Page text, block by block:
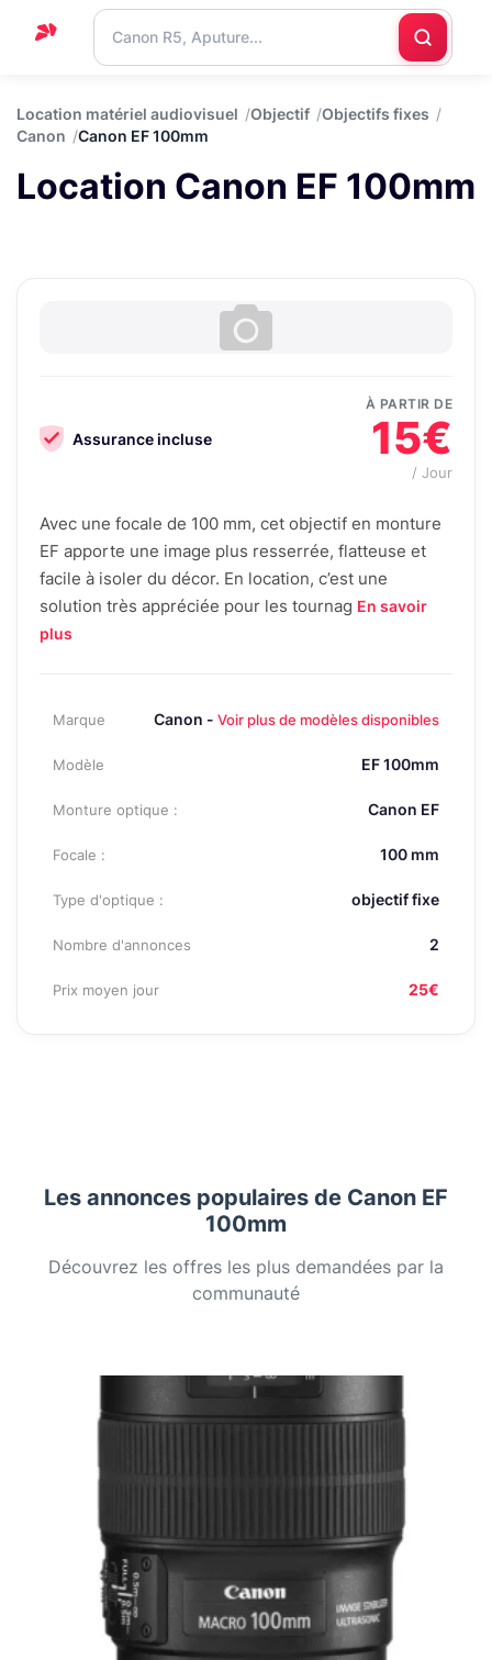
Support
Blog
Location matériel audiovisuel Objectif
Objectifs fixes
Canon
Canon EF 100mm
Location Canon EF 100mm
Assurance incluse
À PARTIR DE
15€
/ Jour
Avec une focale de 100 mm, cet objectif en monture
EF apporte une image plus resserrée, flatteuse et
facile à isoler du décor. En location, c’est une
solution très appréciée pour les tournag En savoir
plus
Marque Canon - Voir plus de modèles disponibles
Modèle EF 100mm
Monture optique : Canon EF
Focale : 100 mm
Type d'optique : objectif fixe
Nombre d'annonces 2
Prix moyen jour 25€
Les annonces populaires de Canon EF
100mm
Découvrez les offres les plus demandées par la
communauté